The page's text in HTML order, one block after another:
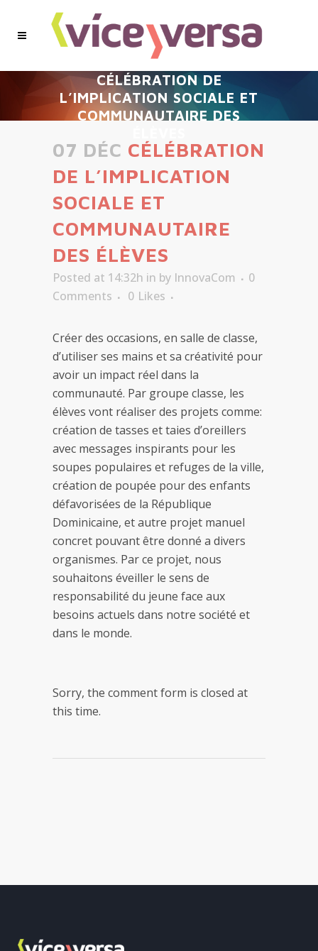
CÉLÉBRATION DE
L’IMPLICATION SOCIALE ET
COMMUNAUTAIRE DES
07 DÉC CÉLÉBRATION
DE L’IMPLICATION
SOCIALE ET
COMMUNAUTAIRE
DES ÉLÈVES
Posted at 14:32h in by InnovaCom
0
Comments
0 Likes
Créer des occasions, en salle de classe,
d’utiliser ses mains et sa créativité pour
avoir un impact réel dans la
communauté. Par groupe classe, les
élèves vont réaliser des projets comme:
création de tasses et taies d’oreillers
avec messages inspirants pour les
soupes populaires et refuges de la ville,
création de poupée pour des enfants
défavorisées de la République
Dominicaine, et autre projet manuel
concret pouvant être donné a divers
organismes. Par ce projet, nous
souhaitons éveiller le sens de
responsabilité du jeune face aux
besoins actuels dans notre société et
dans le monde.
Sorry, the comment form is closed at
this time.